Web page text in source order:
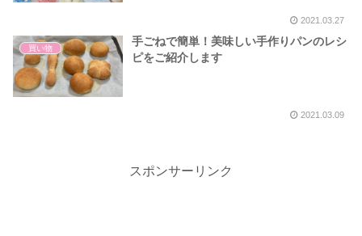
2021.03.27
買い物
手ごねで簡単！美味しい手作りパンのレシ
ピをご紹介します
2021.03.09
スポンサーリンク